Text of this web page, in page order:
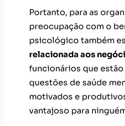
Portanto, para as
preocupação com o
psicológico também
relacionada aos
funcionários que
questões de saúde
motivados e
vantajoso para